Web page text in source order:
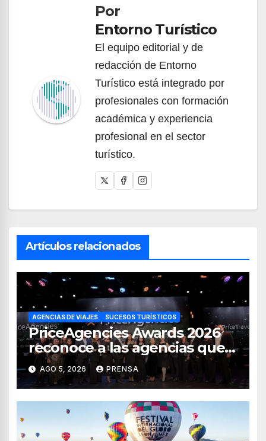
entradasPor
Entorno Turístico
El equipo editorial y de
redacción de Entorno
Turístico está integrado por
profesionales con formación
académica y experiencia
profesional en el sector
turístico.
Artículos relacionados
AGENCIAS DE VIAJES SUCESOS TURÍSTICOS
PriceAgencies Awards 2026
reconoce a las agencias que
impulsan el crecimiento del
turismo en México
AGO 5, 2026 PRENSA